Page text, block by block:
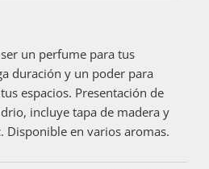
un perfume para tus
duración y un poder para
espacios. Presentación de
incluye tapa de madera y
Disponible en varios aromas.